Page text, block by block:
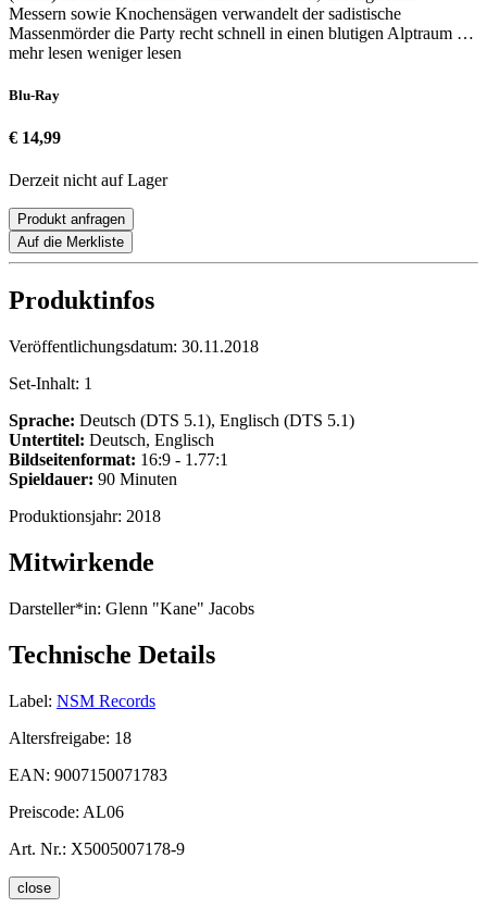
Messern sowie Knochensägen verwandelt der sadistische
Massenmörder die Party recht schnell in einen blutigen Alptraum …
mehr lesen weniger lesen
Blu-Ray
€ 14,99
Derzeit nicht auf Lager
Produkt anfragen
Auf die Merkliste
Produktinfos
Veröffentlichungsdatum: 30.11.2018
Set-Inhalt: 1
Sprache: Deutsch (DTS 5.1), Englisch (DTS 5.1)
Untertitel: Deutsch, Englisch
Bildseitenformat: 16:9 - 1.77:1
Spieldauer: 90 Minuten
Produktionsjahr: 2018
Mitwirkende
Darsteller*in: Glenn "Kane" Jacobs
Technische Details
Label: NSM Records
Altersfreigabe: 18
EAN: 9007150071783
Preiscode: AL06
Art. Nr.: X5005007178-9
close